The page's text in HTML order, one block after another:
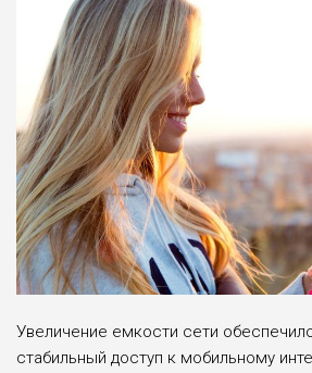
Увеличение емкости сети
стабильный доступ к мобильному